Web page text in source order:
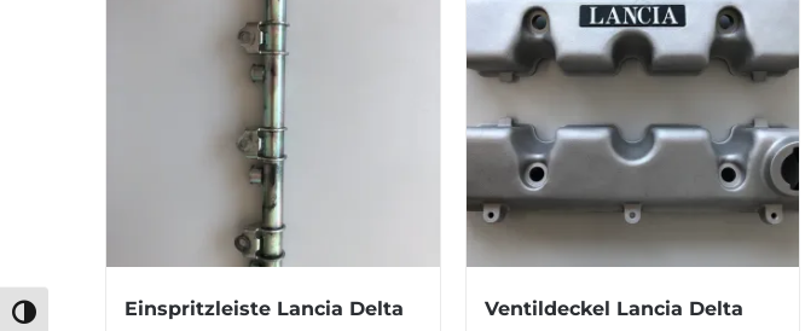
Umschalten auf hohe Kontraste
Einspritzleiste Lancia Delta
Ventildeckel Lancia Delta